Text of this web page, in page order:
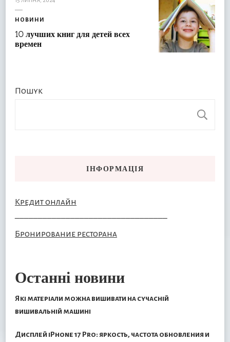
НОВИНИ
10 лучших книг для детей всех
времен
Пошук
ІНФОРМАЦІЯ
Кредит онлайн
–––––––––––––––––––––––––––––––––
Бронирование ресторана
Останні новини
Які матеріали можна вишивати на сучасній
вишивальній машині
Дисплей iPhone 17 Pro: яркость, частота обновления и